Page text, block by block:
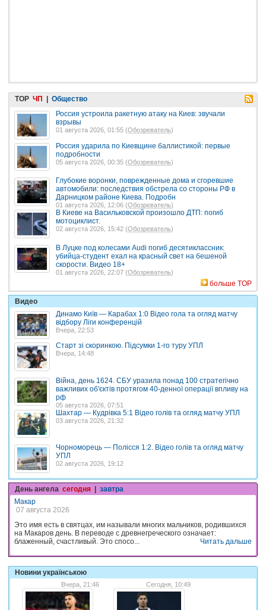
TOP ЧП
Общество
Россия устроила ракетную атаку на Киев: звучали
взрывы
01 августа 2026, 01:55 (Обозреватель)
Россия ударила по Киевщине баллистикой: первые
подробности
05 августа 2026, 00:35 (Обозреватель)
Глубокие воронки, поврежденные дома и сгоревшие
автомобили: последствия обстрела со стороны РФ в
Дарницком районе Киева. Подробн
01 августа 2026, 12:06 (Обозреватель)
В Киеве на Васильковской произошло ДТП: погиб
мотоциклист.
02 августа 2026, 15:42 (Обозреватель)
В Луцке под колесами Audi погиб десятиклассник:
убийца-студент ехал на красный свет на бешеной
скорости. Видео 18+
01 августа 2026, 22:07 (Обозреватель)
больше TOP
Видео
Динамо Київ — Карабах 1:0 Відео гола та огляд матчу
відбору Ліги конференцій
Вчера, 22:53
Старт зі скоринкою. Підсумки 1-го туру УПЛ
Вчера, 14:48
Війна, день 1624. СБУ уразила понад 100 стратегічно
важливих об'єктів протягом 40-денної операції впливу на
рф
05 августа 2026, 07:51
Шахтар — Кудрівка 5:1 Відео голів та огляд матчу УПЛ
03 августа 2026, 21:32
Чорноморець — Полісся 1:2. Відео голів та огляд матчу
УПЛ
02 августа 2026, 19:12
День ангела сегодня | завтра
Макар
07 августа 2026
Это имя есть в святцах, им называли многих мальчиков, родившихся
на Макаров день. В переводе с древнегреческого означает:
блаженный, счастливый. Это спосо...
Читать дальше
Новини українською
Вчера, 21:46 Сегодня, 10:49